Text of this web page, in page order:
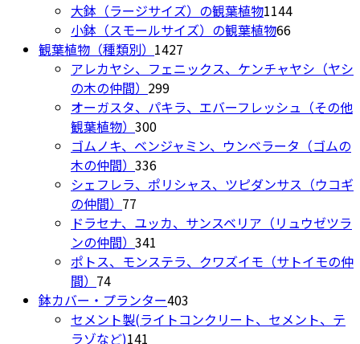
は
商
ペ
ジ
ら
択
き
す
の
商
個
の
品
大鉢（ラージサイズ）の観葉植物11441144
商
小鉢（スモールサイズ）の観葉植物6666
の
品
観葉植物（種類別） 1427
個
商
アレカヤシ、フェニックス、ケンチャヤシ（ヤシ
の木の仲間） 299299
個
商
オーガスタ、パキラ、エバーフレッシュ（その他
観葉植物） 300300
個
の
商
ゴムノキ、ベンジャミン、ウンベラータ（ゴムの
木の仲間） 336336
個
商
シェフレラ、ポリシャス、ツピダンサス（ウコギ
の仲間） 77
個
の
商
ドラセナ、ユッカ、サンスベリア（リュウゼツラ
ンの仲間） 341
個
商
品
ポトス、モンステラ、クワズイモ（サトイモの仲
間） 7474
個
の
商
鉢カバー・プランター403
個
セメント製(ライトコンクリート、セメント、テ
ラゾなど)141